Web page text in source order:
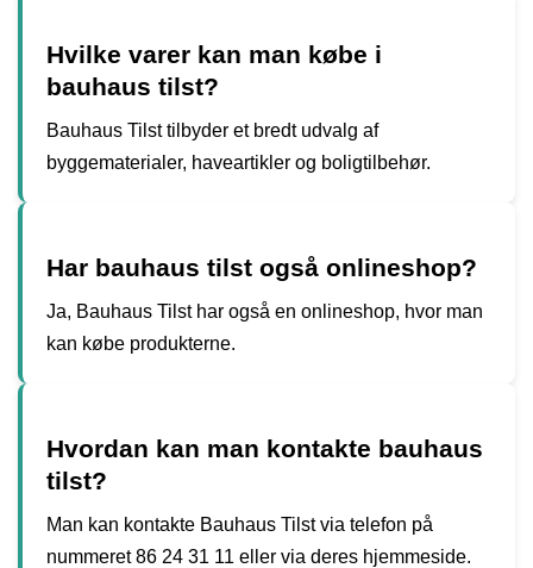
Hvilke varer kan man købe i
bauhaus tilst?
Bauhaus Tilst tilbyder et bredt udvalg af
byggematerialer, haveartikler og boligtilbehør.
Har bauhaus tilst også onlineshop?
Ja, Bauhaus Tilst har også en onlineshop, hvor man
kan købe produkterne.
Hvordan kan man kontakte bauhaus
tilst?
Man kan kontakte Bauhaus Tilst via telefon på
nummeret 86 24 31 11 eller via deres hjemmeside.